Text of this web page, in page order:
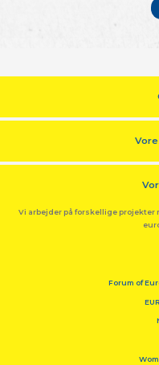
Vi arbejder på forskellige projekter
Forum of